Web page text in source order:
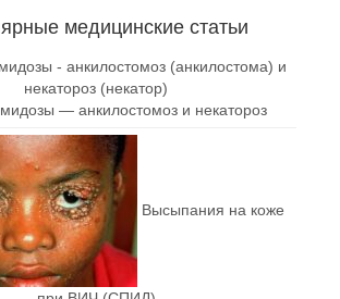
медицинские статьи
— анкилостомоз и некатороз
Высыпания на коже